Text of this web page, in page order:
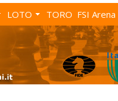
LOTO TORO FSI Arena